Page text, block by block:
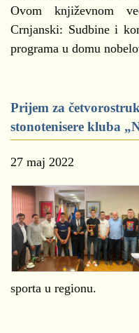
Ovom književnom
Crnjanski: Sudbine i
programa u domu
Prijem za
stonotenisere kluba
27 maj 2022
sporta u regionu.